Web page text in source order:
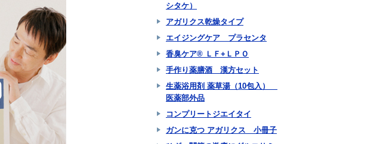
シタケ）
アガリクス乾燥タイプ
エイジングケア プラセンタ
香臭ケア® ＬＦ+ＬＰＯ
手作り薬膳酒 漢方セット
生薬浴用剤 薬草湯（10包入）
医薬部外品
コンプリートジエイタイ
ガンに克つ アガリクス 小冊子